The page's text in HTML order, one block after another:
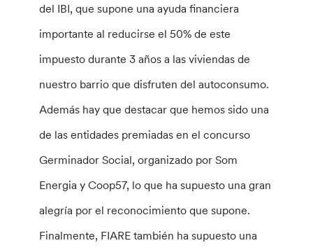
del IBI, que supone una ayuda financiera
importante al reducirse el 50% de este
impuesto durante 3 años a las viviendas de
nuestro barrio que disfruten del autoconsumo.
Además hay que destacar que hemos sido una
de las entidades premiadas en el concurso
Germinador Social, organizado por Som
Energia y Coop57, lo que ha supuesto una gran
alegría por el reconocimiento que supone.
Finalmente, FIARE también ha supuesto una